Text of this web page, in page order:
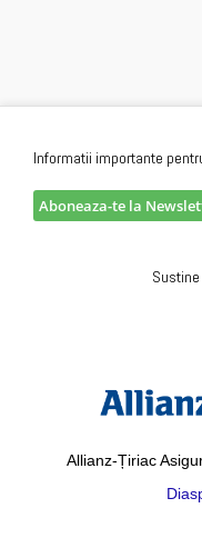
Informatii importante
Aboneaza-te la
Allianz-Țiriac